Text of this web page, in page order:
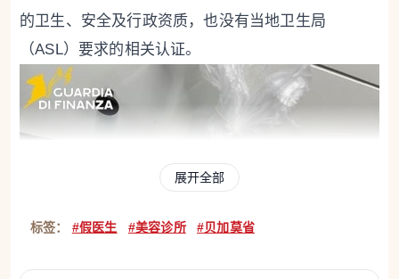
的卫生、安全及行政资质，也没有当地卫生局
（ASL）要求的相关认证。
展开全部
标签： #假医生 #美容诊所 #贝加莫省